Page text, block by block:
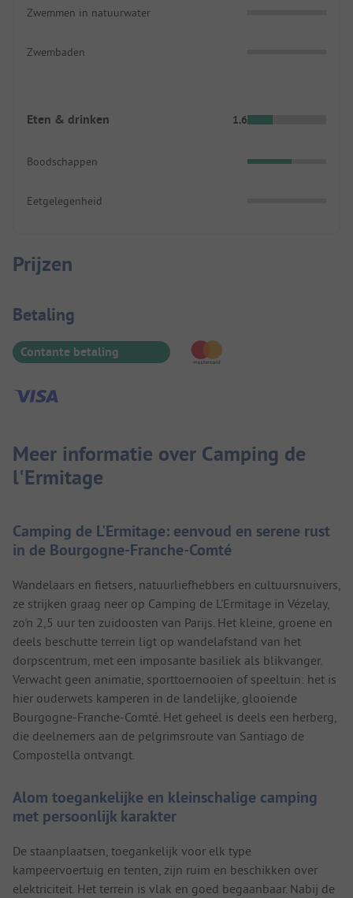
Zwemmen in natuurwater
Zwembaden
Eten & drinken 1.6
Boodschappen
Eetgelegenheid
Prijzen
Betaalinformatie
Betaling
Contante betaling
Meer informatie over Camping de
l'Ermitage
Camping de L'Ermitage: eenvoud en serene rust
in de Bourgogne-Franche-Comté
Wandelaars en fietsers, natuurliefhebbers en cultuursnuivers,
ze strijken graag neer op Camping de L'Ermitage in Vézelay,
zo'n 2,5 uur ten zuidoosten van Parijs. Het kleine, groene en
deels beschutte terrein ligt op wandelafstand van het
dorpscentrum, met een imposante basiliek als blikvanger.
Verwacht geen animatie, sporttoernooien of speeltuin: het is
hier ouderwets kamperen in de landelijke, glooiende
Bourgogne-Franche-Comté. Het geheel is deels een herberg,
die deelnemers aan de pelgrimsroute van Santiago de
Compostella ontvangt.
Alom toegankelijke en kleinschalige camping
met persoonlijk karakter
De staanplaatsen, toegankelijk voor elk type
kampeervoertuig en tenten, zijn ruim en beschikken over
elektriciteit. Het terrein is vlak en goed begaanbaar. Nabij de